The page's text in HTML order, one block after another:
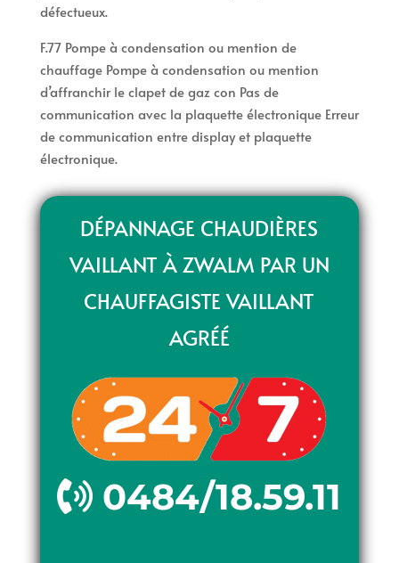
défectueux.
F.77 Pompe à condensation ou mention de
chauffage Pompe à condensation ou mention
d’affranchir le clapet de gaz con Pas de
communication avec la plaquette électronique Erreur
de communication entre display et plaquette
électronique.
DÉPANNAGE CHAUDIÈRES
VAILLANT À ZWALM PAR UN
CHAUFFAGISTE VAILLANT
AGRÉÉ
0484/18.59.11